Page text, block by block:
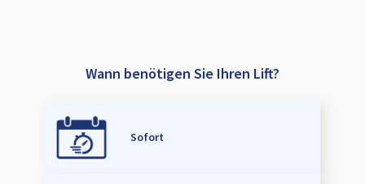
Wann benötigen Sie Ihren Lift?
Sofort